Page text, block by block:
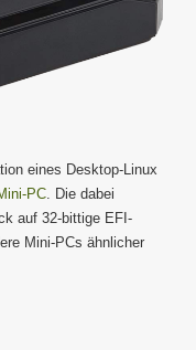
eines Desktop-Linux
PC. Die dabei
auf 32-bittige EFI-
Mini-PCs ähnlicher